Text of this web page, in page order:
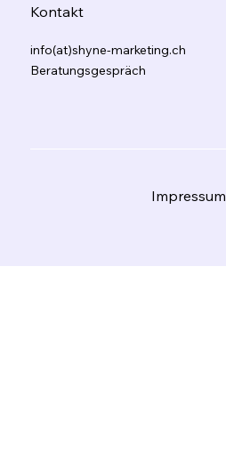
Kontakt
info(at)shyne-marketing.ch
Beratungsgespräch
Impressum